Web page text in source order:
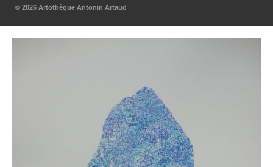
© 2026 Artothèque Antonin Artaud